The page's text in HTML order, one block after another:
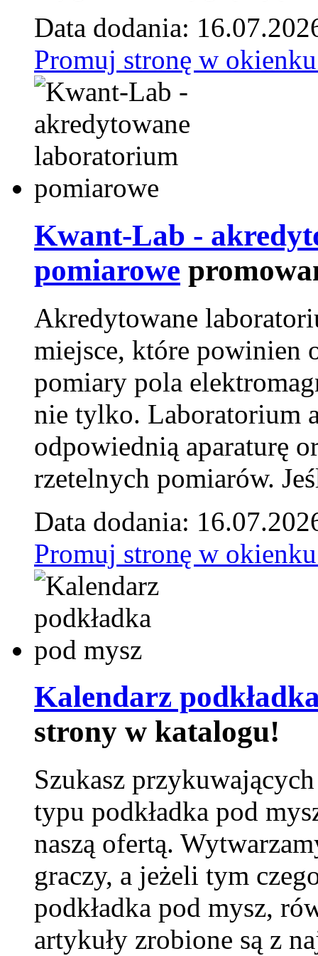
Data dodania:
Promuj stronę w
Kwant-Lab -
pomiarowe
Akredytowane
miejsce, które powinien
pomiary pola
nie tylko. Laboratorium
odpowiednią aparaturę
rzetelnych pomiarów.
Data dodania:
Promuj stronę w
Kalendarz
strony w katalogu!
Szukasz
typu podkładka pod
naszą ofertą.
graczy, a jeżeli tym
podkładka pod mysz,
artykuły zrobione są z